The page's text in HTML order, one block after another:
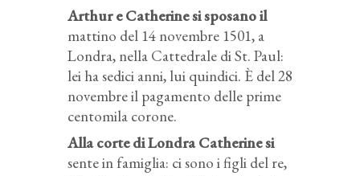
Arthur e Catherine si sposano il
mattino del 14 novembre 1501, a
Londra, nella Cattedrale di St. Paul:
lei ha sedici anni, lui quindici. È del 28
novembre il pagamento delle prime
centomila corone.
Alla corte di Londra Catherine si
sente in famiglia: ci sono i figli del re,